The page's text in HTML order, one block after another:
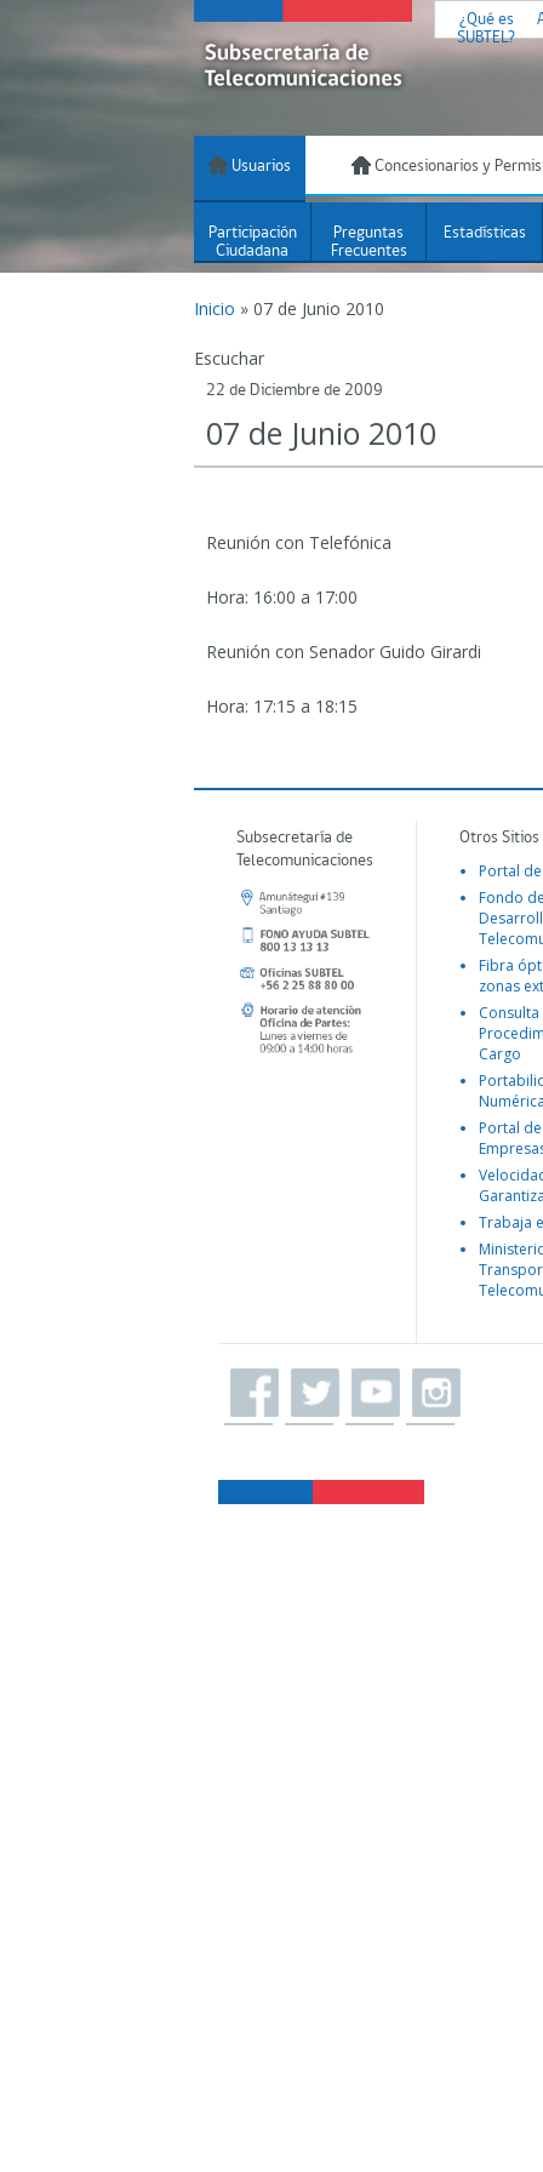
¿Qué es
SUBTEL?
Usuarios Concesionarios y
Participación
Ciudadana
Preguntas
Frecuentes
Estadísticas
Inicio » 07 de Junio 2010
Escuchar
22 de Diciembre de 2009
07 de Junio 2010
Reunión con Telefónica
Hora: 16:00 a 17:00
Reunión con Senador Guido Girardi
Hora: 17:15 a 18:15
Subsecretaría de
Telecomunicaciones
Otros
Portal
Fondo
Fibra
zonas
Consulta
Cargo
Portal
Trabaja